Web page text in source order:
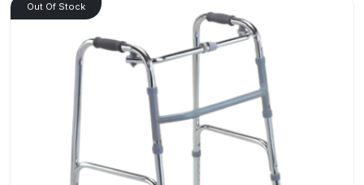
Out Of Stock